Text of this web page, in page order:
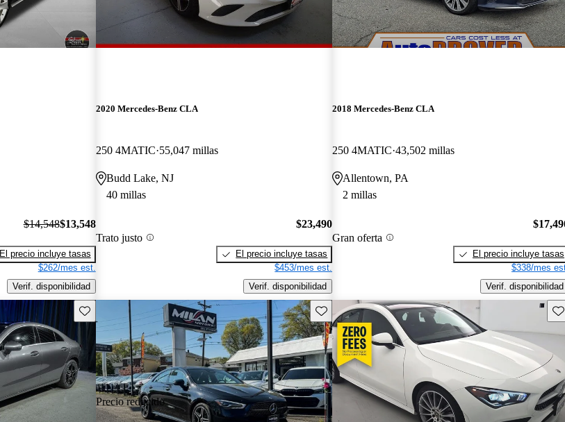
$14,548$13,548
El precio incluye tasas
$262/mes est.
Verif. disponibilidad
2020 Mercedes-Benz CLA
250 4MATIC 55,047 millas
Budd Lake, NJ
40 millas
Trato justo
$23,490
El precio incluye tasas
$453/mes est.
Verif. disponibilidad
2018 Mercedes-Benz CLA
250 4MATIC 43,502 millas
Allentown, PA
2 millas
Gran oferta
El precio incluye tasas
$338/mes
Verif. disponibilidad
Guarda este Aviso
Precio reducido
Guarda este Aviso